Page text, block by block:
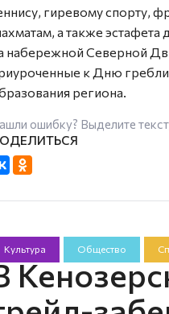
гиревому спорту,
а также эстафета
набережной Северной
к Дню гребли
региона.
ошибку? Выделите
Культура Общество